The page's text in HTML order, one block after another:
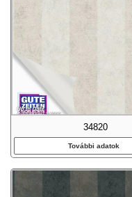
34820
További adatok